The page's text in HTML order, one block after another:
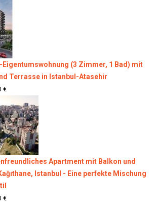
Eigentumswohnung (3 Zimmer, 1 Bad) mit
Terrasse in Istanbul-Atasehir
€
Apartment mit Balkon und
Istanbul - Eine perfekte Mischung
€